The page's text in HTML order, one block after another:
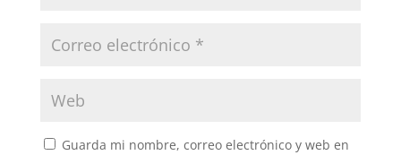
Guarda mi nombre, correo electrónico y web en